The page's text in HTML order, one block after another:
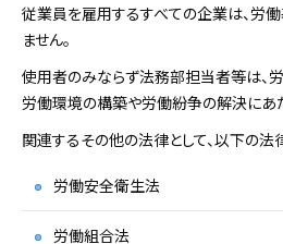
従業員を雇用するすべての企業は、労
ません。
使用者のみならず法務部担当者等は、
労働環境の構築や労働紛争の解決にあ
関連するその他の法律として、以下の法
労働安全衛生法
労働組合法